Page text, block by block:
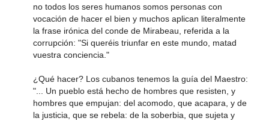
no todos los seres humanos somos personas con
vocación de hacer el bien y muchos aplican literalmente
la frase irónica del conde de Mirabeau, referida a la
corrupción: "Si queréis triunfar en este mundo, matad
vuestra conciencia."
¿Qué hacer? Los cubanos tenemos la guía del Maestro:
"... Un pueblo está hecho de hombres que resisten, y
hombres que empujan: del acomodo, que acapara, y de
la justicia, que se rebela: de la soberbia, que sujeta y